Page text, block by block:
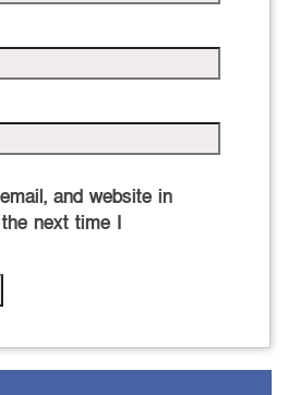
and website in
next time I